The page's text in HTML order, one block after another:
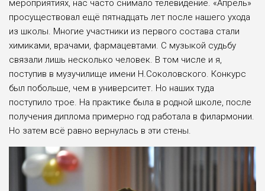
мероприятиях, нас часто снимало телевидение. «Апрель»
просущество­вал ещё пятнадцать лет после нашего ухода
из школы. Многие участники из первого состава стали
химиками, вра­чами, фармацевтами. С музыкой судь­бу
связали лишь несколько человек. В том числе и я,
поступив в музучили­ще имени Н.Соколовского. Конкурс
был побольше, чем в университет. Но наших туда
поступило трое. На прак­тике была в родной школе, после
полу­чения диплома примерно год работа­ла в филармонии.
Но затем всё равно вернулась в эти стены.